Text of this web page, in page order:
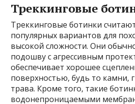
Треккинговые
Треккинговые ботинки
популярных вариантов для
высокой сложности. Они
подошву с агрессивным
обеспечивает хорошее
поверхностью, будь то камни,
трава. Кроме того, такие
водонепроницаемыми